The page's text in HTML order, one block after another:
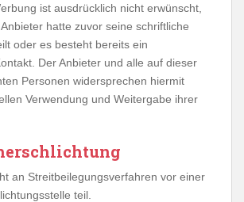
ist ausdrücklich nicht erwünscht,
hatte zuvor seine schriftliche
oder es besteht bereits ein
Der Anbieter und alle auf dieser
Personen widersprechen hiermit
Verwendung und Weitergabe ihrer
an Streitbeilegungsverfahren vor einer
teil.